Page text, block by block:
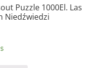
Puzzle 1000El. Las
Niedźwiedzi
$